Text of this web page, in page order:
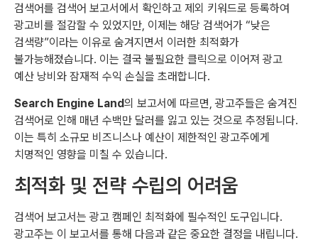
검색어를 검색어 보고서에서 확인하고 제외 키워드로 등록하여
광고비를 절감할 수 있었지만, 이제는 해당 검색어가 “낮은
검색량”이라는 이유로 숨겨지면서 이러한 최적화가
불가능해졌습니다. 이는 결국 불필요한 클릭으로 이어져 광고
예산 낭비와 잠재적 수익 손실을 초래합니다.
Search Engine Land의 보고서에 따르면, 광고주들은 숨겨진
검색어로 인해 매년 수백만 달러를 잃고 있는 것으로 추정됩니다.
이는 특히 소규모 비즈니스나 예산이 제한적인 광고주에게
치명적인 영향을 미칠 수 있습니다.
최적화 및 전략 수립의 어려움
검색어 보고서는 광고 캠페인 최적화에 필수적인 도구입니다.
광고주는 이 보고서를 통해 다음과 같은 중요한 결정을 내립니다.